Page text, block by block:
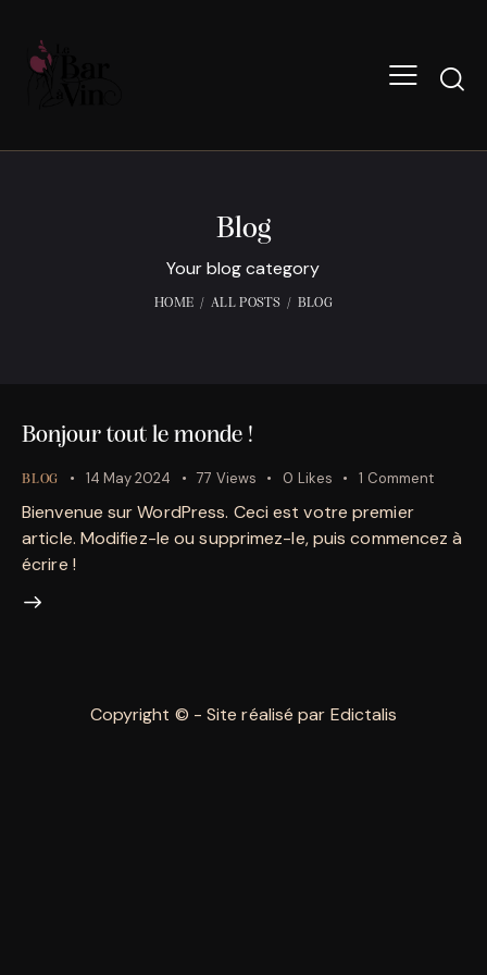
Blog
Your blog category
HOME ALL POSTS BLOG
Bonjour tout le monde !
BLOG 14 May 2024 77 Views 0 Likes 1 Comment
Bienvenue sur WordPress. Ceci est votre premier
article. Modifiez-le ou supprimez-le, puis commencez à
écrire !
Copyright © - Site réalisé par Edictalis